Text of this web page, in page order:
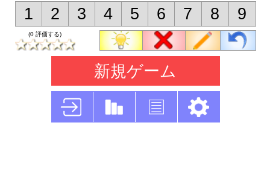
1 2 3 4 5 6 7 8 9
(0 評価する)
新規ゲーム